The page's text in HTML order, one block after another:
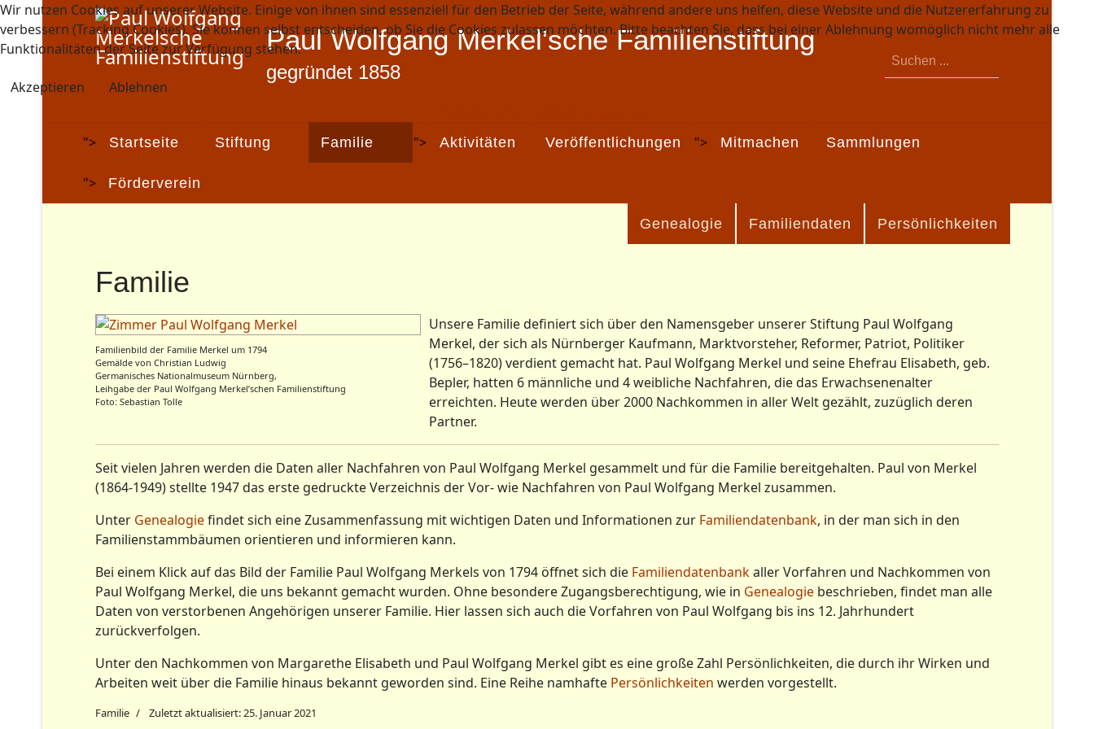
Paul Wolfgang Merkel'sche Familienstiftung
gegründet 1858
Suchen
"> Startseite Stiftung Familie "> Aktivitäten Veröffentlichungen "> Mitmachen Sammlungen
"> Förderverein
Genealogie Familiendaten Persönlichkeiten
Familie
Familienbild der Familie Merkel um 1794
Gemälde von Christian Ludwig
Germanisches Nationalmuseum Nürnberg,
Leihgabe der Paul Wolfgang Merkel’schen Familienstiftung
Foto: Sebastian Tolle
Unsere Familie definiert sich über den Namensgeber unserer Stiftung Paul Wolfgang
Merkel, der sich als Nürnberger Kaufmann, Marktvorsteher, Reformer, Patriot, Politiker
(1756–1820) verdient gemacht hat. Paul Wolfgang Merkel und seine Ehefrau Elisabeth, geb.
Bepler, hatten 6 männliche und 4 weibliche Nachfahren, die das Erwachsenenalter
erreichten. Heute werden über 2000 Nachkommen in aller Welt gezählt, zuzüglich deren
Partner.
Seit vielen Jahren werden die Daten aller Nachfahren von Paul Wolfgang Merkel gesammelt und für die Familie bereitgehalten. Paul von Merkel
(1864-1949) stellte 1947 das erste gedruckte Verzeichnis der Vor- wie Nachfahren von Paul Wolfgang Merkel zusammen.
Unter Genealogiefindet sich eine Zusammenfassung mit wichtigen Daten und Informationen zur Familiendatenbank, in der man sich in den
Familienstammbäumen orientieren und informieren kann.
Bei einem Klick auf das Bild der Familie Paul Wolfgang Merkels von 1794 öffnet sich die Familiendatenbankaller Vorfahren und Nachkommen von
Paul Wolfgang Merkel, die uns bekannt gemacht wurden. Ohne besondere Zugangsberechtigung, wie in Genealogie beschrieben, findet man alle
Daten von verstorbenen Angehörigen unserer Familie. Hier lassen sich auch die Vorfahren von Paul Wolfgang bis ins 12. Jahrhundert
zurückverfolgen.
Unter den Nachkommen von Margarethe Elisabeth und Paul Wolfgang Merkel gibt es eine große Zahl Persönlichkeiten, die durch ihr Wirken und
Arbeiten weit über die Familie hinaus bekannt geworden sind. Eine Reihe namhafte Persönlichkeiten werden vorgestellt.
Familie Zuletzt aktualisiert: 25. Januar 2021
Wir nutzen Cookies auf unserer Website. Einige von ihnen sind essenziell für den Betrieb der Seite, während andere uns helfen, diese Website und die Nutzererfahrung zu
verbessern (Tracking Cookies). Sie können selbst entscheiden, ob Sie die Cookies zulassen möchten. Bitte beachten Sie, dass bei einer Ablehnung womöglich nicht mehr alle
Funktionalitäten der Seite zur Verfügung stehen.
Akzeptieren
Ablehnen